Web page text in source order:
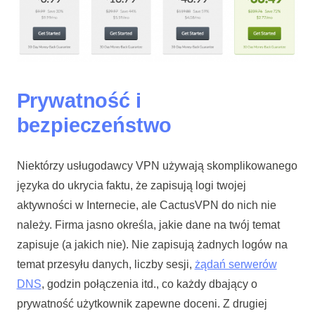
Prywatność i
bezpieczeństwo
Niektórzy usługodawcy VPN używają skomplikowanego
języka do ukrycia faktu, że zapisują logi twojej
aktywności w Internecie, ale CactusVPN do nich nie
należy. Firma jasno określa, jakie dane na twój temat
zapisuje (a jakich nie). Nie zapisują żadnych logów na
temat przesyłu danych, liczby sesji, żądań serwerów
DNS, godzin połączenia itd., co każdy dbający o
prywatność użytkownik zapewne doceni. Z drugiej